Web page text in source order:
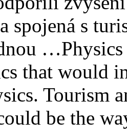
spojená s
…
that would
Tourism
be the